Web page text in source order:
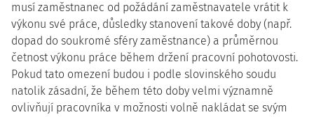
musí zaměstnanec od požádání zaměstnavatele vrátit k
výkonu své práce, důsledky stanovení takové doby (např.
dopad do soukromé sféry zaměstnance) a průměrnou
četnost výkonu práce během držení pracovní pohotovosti.
Pokud tato omezení budou i podle slovinského soudu
natolik zásadní, že během této doby velmi významně
ovlivňují pracovníka v možnosti volně nakládat se svým